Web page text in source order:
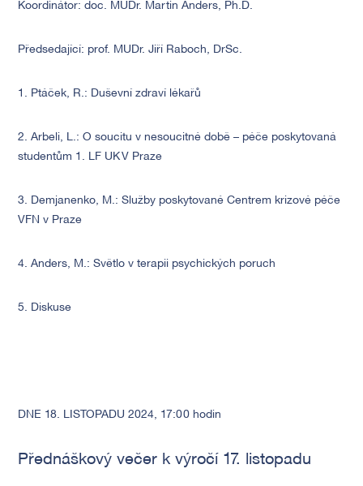
Koordinátor: doc. MUDr. Martin Anders, Ph.D.
Předsedající: prof. MUDr. Jiří Raboch, DrSc.
1. Ptáček, R.: Duševní zdraví lékařů
2. Arbeli, L.: O soucitu v nesoucitné době – péče poskytovaná
studentům 1. LF UK V Praze
3. Demjanenko, M.: Služby poskytované Centrem krizové péče
VFN v Praze
4. Anders, M.: Světlo v terapii psychických poruch
5. Diskuse
DNE 18. LISTOPADU 2024, 17:00 hodin
Přednáškový večer k výročí 17. listopadu